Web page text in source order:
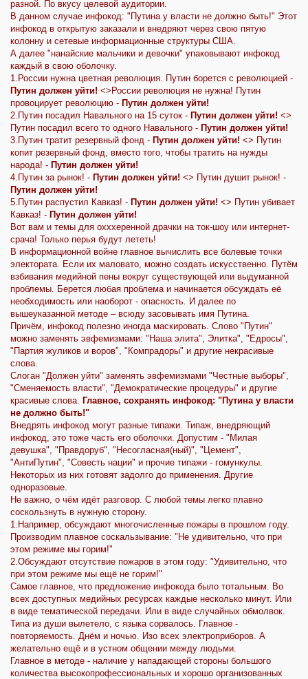
разной. По вкусу целевой аудитории.
В данном случае инфокод: "Путина у власти не должно быть!" Этот
инфокод в открытую заказали и внедряют через свою пятую
колонну и сетевые информационные структуры США.
А далее "нанайские мальчики и девочки" упаковывают инфокод
каждый в свою оболочку.
1.России нужна цветная революция. Путин борется с революцией -
Путин должен уйти! <>России революция не нужна! Путин
провоцирует революцию - Путин должен уйти!
2.Путин посадил Навального на 15 суток - Путин должен уйти! <>
Путин посадил всего то одного Навального - Путин должен уйти!
3.Путин тратит резервный фонд - Путин должен уйти! <> Путин
копит резервный фонд, вместо того, чтобы тратить на нужды
народа! - Путин должен уйти!
4.Путин за рынок! - Путин должен уйти! <> Путин душит рынок! -
Путин должен уйти!
5.Путин распустил Кавказ! - Путин должен уйти! <> Путин убивает
Кавказ! - Путин должен уйти!
Вот вам и темы для охххеренной драчки на ток-шоу или интернет-
срача! Только перья будут лететь!
В информационной войне главное вычислить все болевые точки
электората. Если их маловато, можно создать искусственно. Путём
взбивания медийной пены вокруг существующей или выдуманной
проблемы. Берется любая проблема и начинается обсуждать её
необходимость или наоборот - опасность. И далее по
вышеуказанной методе – всюду засовывать имя Путина.
Причём, инфокод полезно иногда маскировать. Слово "Путин"
можно заменять эвфемизмами: "Наша элита", Элитка", "Едросы",
"Партия жуликов и воров", "Компрадоры" и другие некрасивые
слова.
Слоган "Должен уйти" заменять эвфемизмами "Честные выборы",
"Сменяемость власти", "Демократические процедуры" и другие
красивые слова. Главное, сохранять инфокод: "Путина у власти
не должно быть!"
Внедрять инфокод могут разные типажи. Типаж, внедряющий
инфокод, это тоже часть его оболочки. Допустим - "Милая
девушка", "Правдоруб", "Несогласная(ный)", "Цемент",
"АнтиПутин", "Совесть нации" и прочие типажи - гомункулы.
Некоторых из них готовят задолго до применения. Другие
одноразовые.
Не важно, о чём идёт разговор. С любой темы легко плавно
соскользнуть в нужную сторону.
1.Например, обсуждают многочисленные пожары в прошлом году.
Производим плавное соскальзывание: "Не удивительно, что при
этом режиме мы горим!"
2.Обсуждают отсутствие пожаров в этом году: "Удивительно, что
при этом режиме мы ещё не горим!"
Самое главное, что предложение инфокода было тотальным. Во
всех доступных медийных ресурсах каждые несколько минут. Или
в виде тематической передачи. Или в виде случайных обмолвок.
Типа из души вылетело, с языка сорвалось. Главное -
повторяемость. Днём и ночью. Изо всех электроприборов. А
желательно ещё и в устном общении между людьми.
Главное в методе - наличие у нападающей стороны большого
количества высокопрофессиональных и хорошо организованных